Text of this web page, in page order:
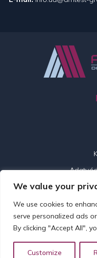
We value your
We use cookies to
serve personalized ads
By clicking "Accept All",
Customize ©